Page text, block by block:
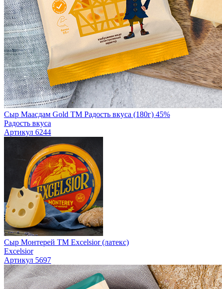
Сыр Маасдам Gold TM Радость вкуса (180г) 45%
Радость вкуса
Артикул 6244
Сыр Монтерей ТМ Excelsior (латекс)
Excelsior
Артикул 5697